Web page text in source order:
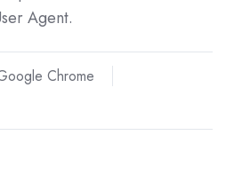
Agent.
Chrome